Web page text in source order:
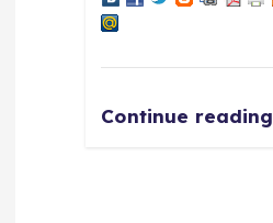
Continue reading